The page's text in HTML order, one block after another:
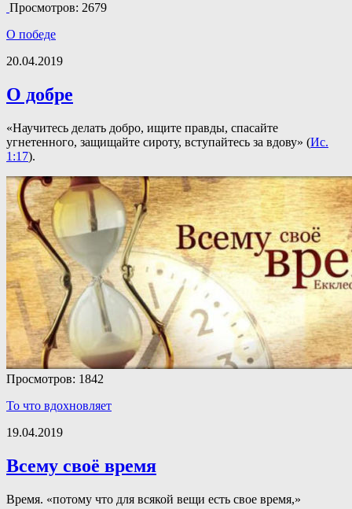
Просмотров: 2679
О победе
20.04.2019
О добре
«Научитесь делать добро, ищите правды, спасайте
угнетенного, защищайте сироту, вступайтесь за вдову» (Ис.
1:17).
Просмотров: 1842
То что вдохновляет
19.04.2019
Всему своё время
Время. «потому что для всякой вещи есть свое время,»